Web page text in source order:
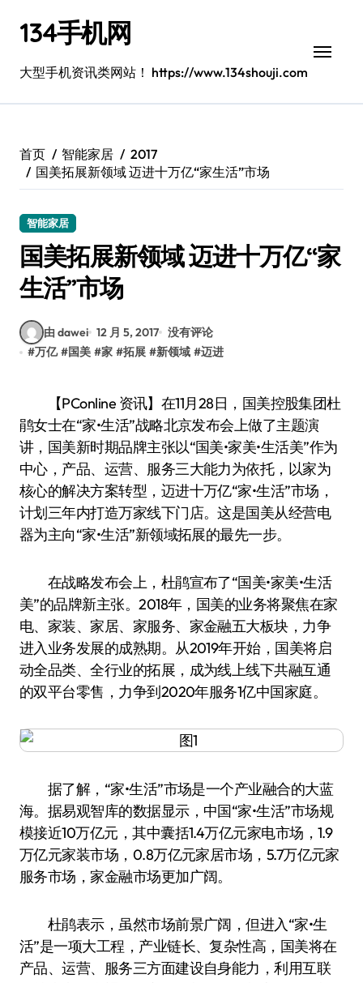
134手机网
大型手机资讯类网站！ https://www.134shouji.com
首页 智能家居
2017
国美拓展新领域 迈进十万亿“家生活”市场
智能家居
国美拓展新领域 迈进十万亿“家
生活”市场
由 dawei 12 月 5, 2017 没有评论
#万亿 #国美 #家 #拓展 #新领域 #迈进
【PConline 资讯】在11月28日，国美控股集团杜
鹃女士在“家•生活”战略北京发布会上做了主题演
讲，国美新时期品牌主张以“国美•家美•生活美”作为
中心，产品、运营、服务三大能力为依托，以家为
核心的解决方案转型，迈进十万亿“家•生活”市场，
计划三年内打造万家线下门店。这是国美从经营电
器为主向“家•生活”新领域拓展的最先一步。
在战略发布会上，杜鹃宣布了“国美•家美•生活
美”的品牌新主张。2018年，国美的业务将聚焦在家
电、家装、家居、家服务、家金融五大板块，力争
进入业务发展的成熟期。从2019年开始，国美将启
动全品类、全行业的拓展，成为线上线下共融互通
的双平台零售，力争到2020年服务1亿中国家庭。
据了解，“家•生活”市场是一个产业融合的大蓝
海。据易观智库的数据显示，中国“家•生活”市场规
模接近10万亿元，其中囊括1.4万亿元家电市场，1.9
万亿元家装市场，0.8万亿元家居市场，5.7万亿元家
服务市场，家金融市场更加广阔。
杜鹃表示，虽然市场前景广阔，但进入“家•生
活”是一项大工程，产业链长、复杂性高，国美将在
产品、运营、服务三方面建设自身能力，利用互联